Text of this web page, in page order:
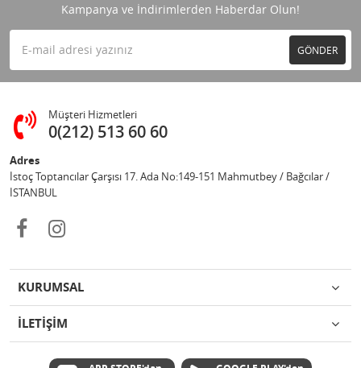
Kampanya ve İndirimlerden Haberdar Olun!
GÖNDER
Müşteri Hizmetleri
0(212) 513 60 60
Adres
İstoç Toptancılar Çarşısı 17. Ada No:149-151 Mahmutbey / Bağcılar /
İSTANBUL
KURUMSAL
İLETİŞİM